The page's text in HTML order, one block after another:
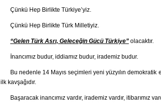
Çünkü Hep Birlikte Türkiye’yiz.
Çünkü Hep Birlikte Türk Milletiyiz.
“Gelen Türk Asrı, Geleceğin Gücü Türkiye” olacaktır.
İnancımız budur, iddiamız budur, irademiz budur.
Bu nedenle 14 Mayıs seçimleri yeni yüzyılın
ilk kavşağıdır.
Başaracak inancımız vardır, irademiz vardır, itibarımız